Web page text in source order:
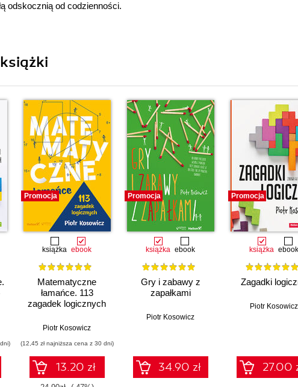
odskocznią od codzienności.
Promocja
książka ebook
Matematyczne
łamańce. 113
zagadek logicznych
Piotr Kosowicz
(12,45 zł najniższa cena z 30 dni)
13.20 zł
Promocja
książka ebook
Gry i zabawy z
zapałkami
Piotr Kosowicz
34.90 zł
Promocja
książka ebook
Zagadki
Piotr Kosowicz
27.00